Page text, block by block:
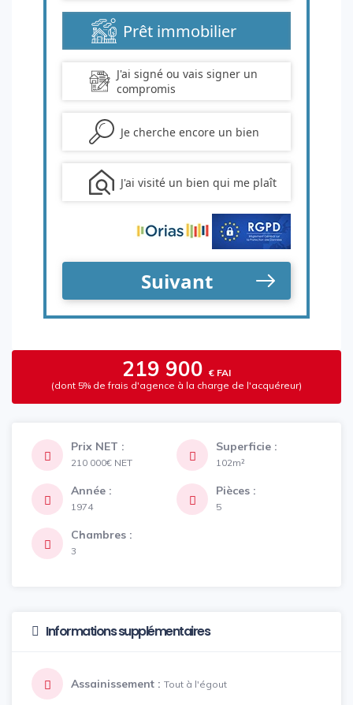
219 900 € FAI
(dont 5% de frais d'agence à la charge de l'acquéreur)
Prix NET :
210 000€ NET
Superficie :
102m²
Année :
1974
Pièces :
5
Chambres :
3
Informations supplémentaires
Assainissement : Tout à l'égout